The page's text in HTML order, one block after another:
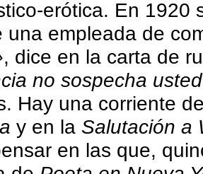
erótica. En 1920
una empleada de
, dice en la carta de
no sospecha
Hay una corriente
y en la Salutación a
en las que,